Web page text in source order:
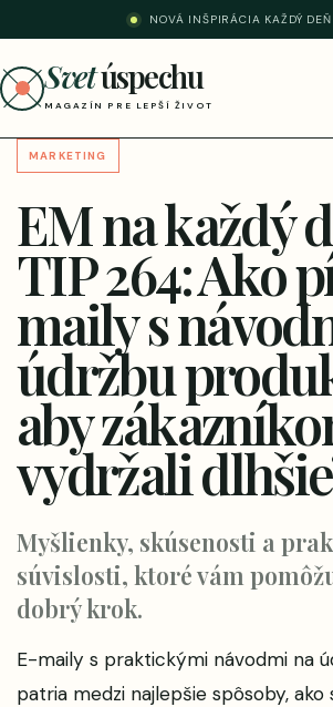
NOVÁ INŠPIRÁCIA KAŽDÝ DEŇ
Svetúspechu
MAGAZÍN PRE LEPŠÍ ŽIVOT
MARKETING
EM na každý
TIP 264: Ako
maily s
údržbu
aby
vydržali
Myšlienky, skúsenosti a
súvislosti, ktoré vám
dobrý krok.
E-maily s praktickými návodmi na
patria medzi najlepšie spôsoby, ako